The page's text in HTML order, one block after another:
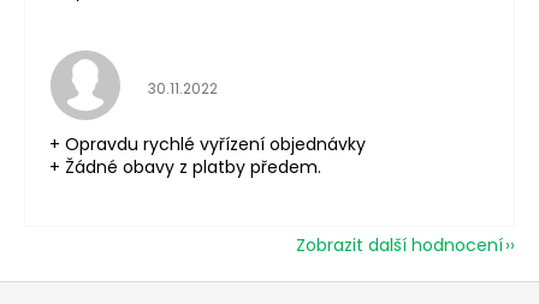
Hodnocení obchodu je 5 z 5 hvězdiček.
30.11.2022
+ Opravdu rychlé vyřízení objednávky
+ Žádné obavy z platby předem.
Zobrazit další hodnocení